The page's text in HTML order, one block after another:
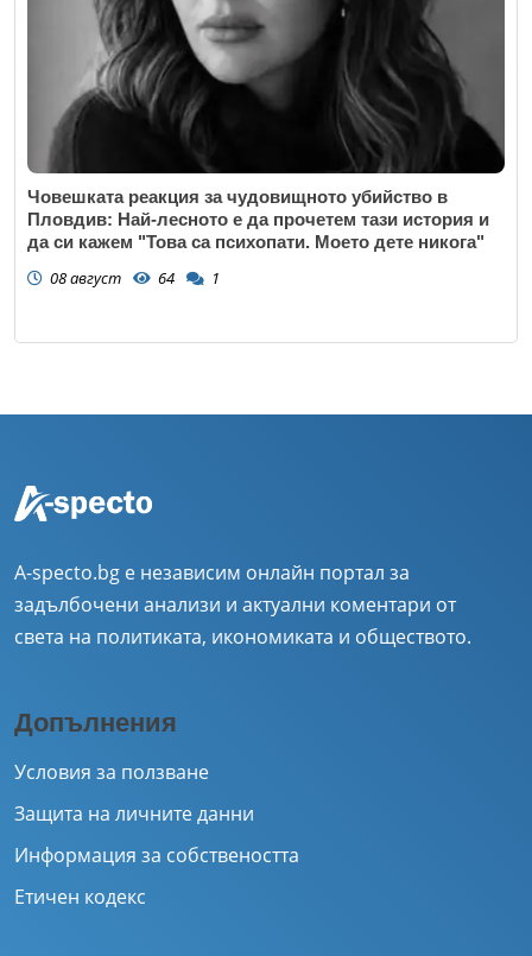
Човешката реакция за чудовищното убийство в
Пловдив: Най-лесното е да прочетем тази история и
да си кажем "Това са психопати. Моето дете никога"
08 август 64 1
A-specto.bg е независим онлайн портал за
задълбочени анализи и актуални коментари от
света на политиката, икономиката и обществото.
Допълнения
Условия за ползване
Защита на личните данни
Информация за собствеността
Етичен кодекс